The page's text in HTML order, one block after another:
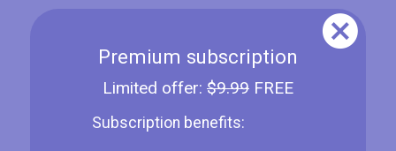
Premium subscription
Limited offer: $9.99FREE
Subscription benefits: